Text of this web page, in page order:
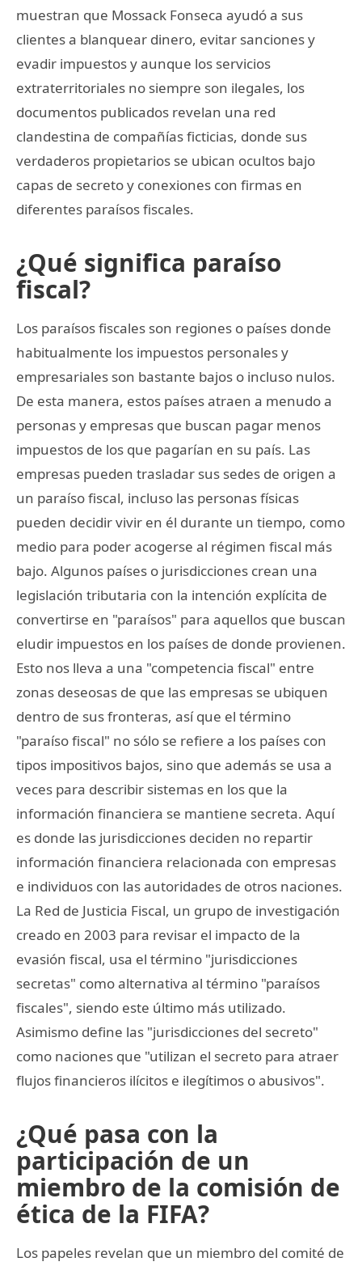
muestran que Mossack Fonseca ayudó a sus
clientes a blanquear dinero, evitar sanciones y
evadir impuestos y aunque los servicios
extraterritoriales no siempre son ilegales, los
documentos publicados revelan una red
clandestina de compañías ficticias, donde sus
verdaderos propietarios se ubican ocultos bajo
capas de secreto y conexiones con firmas en
diferentes paraísos fiscales.
¿Qué significa paraíso
fiscal?
Los paraísos fiscales son regiones o países donde
habitualmente los impuestos personales y
empresariales son bastante bajos o incluso nulos.
De esta manera, estos países atraen a menudo a
personas y empresas que buscan pagar menos
impuestos de los que pagarían en su país. Las
empresas pueden trasladar sus sedes de origen a
un paraíso fiscal, incluso las personas físicas
pueden decidir vivir en él durante un tiempo, como
medio para poder acogerse al régimen fiscal más
bajo. Algunos países o jurisdicciones crean una
legislación tributaria con la intención explícita de
convertirse en "paraísos" para aquellos que buscan
eludir impuestos en los países de donde provienen.
Esto nos lleva a una "competencia fiscal" entre
zonas deseosas de que las empresas se ubiquen
dentro de sus fronteras, así que el término
"paraíso fiscal" no sólo se refiere a los países con
tipos impositivos bajos, sino que además se usa a
veces para describir sistemas en los que la
información financiera se mantiene secreta. Aquí
es donde las jurisdicciones deciden no repartir
información financiera relacionada con empresas
e individuos con las autoridades de otros naciones.
La Red de Justicia Fiscal, un grupo de investigación
creado en 2003 para revisar el impacto de la
evasión fiscal, usa el término "jurisdicciones
secretas" como alternativa al término "paraísos
fiscales", siendo este último más utilizado.
Asimismo define las "jurisdicciones del secreto"
como naciones que "utilizan el secreto para atraer
flujos financieros ilícitos e ilegítimos o abusivos".
¿Qué pasa con la
participación de un
miembro de la comisión de
ética de la FIFA?
Los papeles revelan que un miembro del comité de